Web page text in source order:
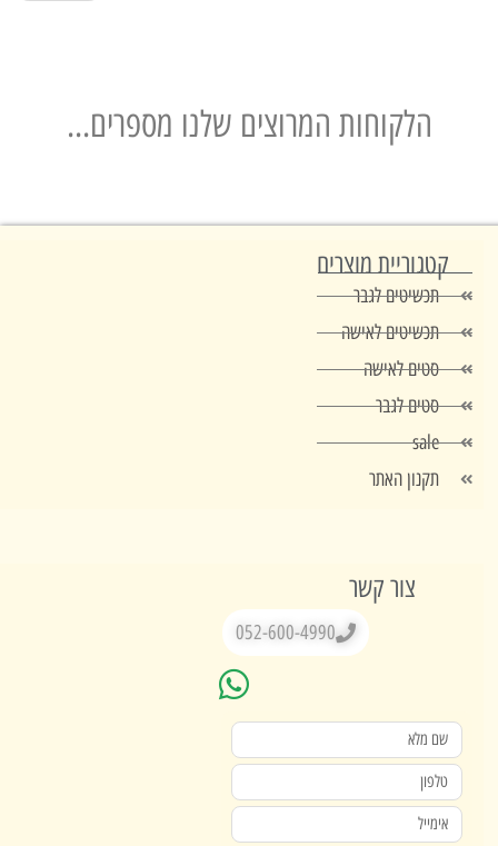
הלקוחות המרוצים שלנו מספרים...
מוצרים
תכשיטים לגבר
תכשיטים לאישה
סטים לאישה
סטים לגבר
sale
תקנון האתר
צור קשר
052-600-4990